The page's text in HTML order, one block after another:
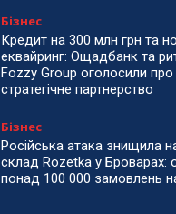
Бізнес
Кредит на 300 млн грн та
еквайринг: Ощадбанк та
Fozzy Group оголосили про
стратегічне партнерство
Бізнес
Російська атака знищила
склад Rozetka у Броварах:
понад 100 000 замовлень